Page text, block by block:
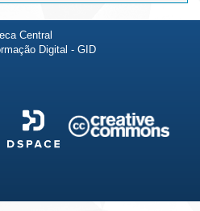
Central
Digital - GID